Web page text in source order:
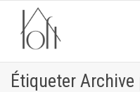
Étiqueter